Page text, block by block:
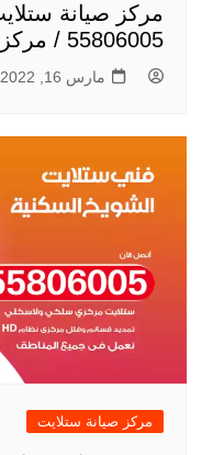
مركز صيانة
55806005 / مركز صيانة ستلايت مميز
مارس 16, 2022
مركز صيانة ستلايت